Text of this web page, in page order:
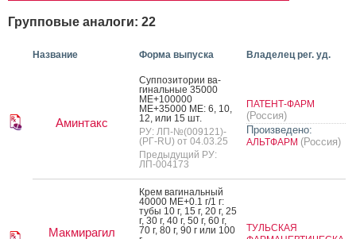
Групповые аналоги: 22
Название Форма выпуска Владелец рег. уд.
Аминтакс
Суп­по­зито­рии ва­
гиналь­ные 35000
МЕ+100000
МЕ+35000 МЕ: 6, 10,
12, или 15 шт.
РУ: ЛП-№(009121)-
(РГ-RU) от 04.03.25
Предыдущий РУ:
ЛП-004173
ПАТЕНТ-ФАРМ
(Россия)
Произведено:
АЛЬТФАРМ (Россия)
Макмирагил
Крем ва­гиналь­ный
40000 МЕ+0.1 г/1 г:
ту­бы 10 г, 15 г, 20 г, 25
г, 30 г, 40 г, 50 г, 60 г,
70 г, 80 г, 90 г или 100
ТУЛЬСКАЯ